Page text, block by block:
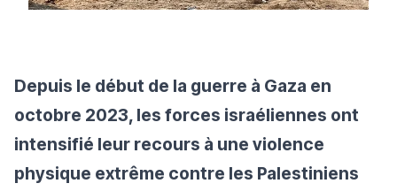
Depuis le début de la guerre à Gaza en
octobre 2023, les forces israéliennes ont
intensifié leur recours à une violence
physique extrême contre les Palestiniens